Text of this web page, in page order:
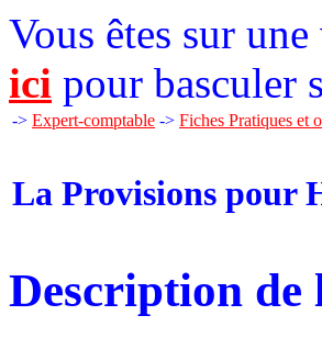
Vous êtes sur
ici pour basculer
-> Expert-comptable -> Fiches Pratiques et
La Provisions pour
Description de